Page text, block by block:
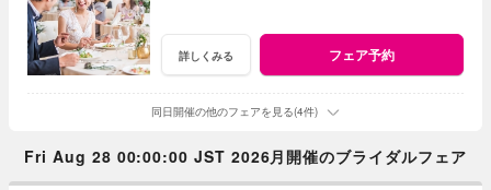
詳しくみる フェア予約
同日開催の他のフェアを見る(4件)
Fri Aug 28 00:00:00 JST 2026月開催のブライダルフェア